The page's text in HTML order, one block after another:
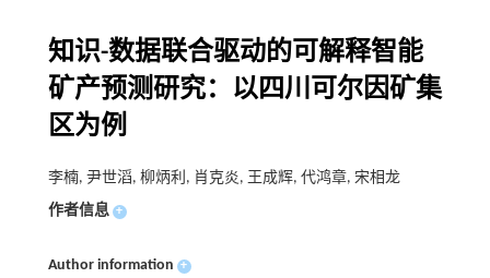
知识-数据联合驱动的可解释智能
矿产预测研究：以四川可尔因矿集
区为例
李楠, 尹世滔, 柳炳利, 肖克炎, 王成辉, 代鸿章, 宋相龙
作者信息 +
Author information +